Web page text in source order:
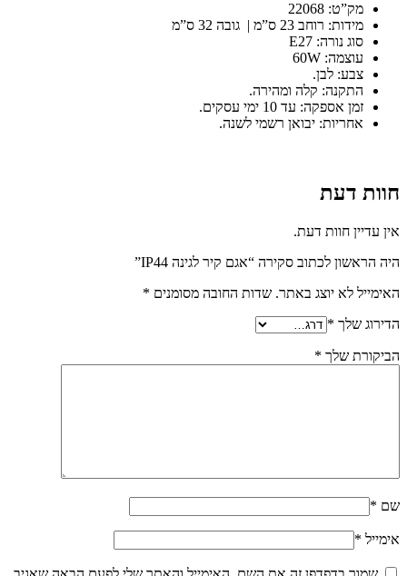
מק”ט: 22068
מידות: רוחב 23 ס”מ | גובה 32 ס”מ
סוג נורה: E27
עוצמה: 60W
צבע: לבן.
התקנה: קלה ומהירה.
זמן אספקה: עד 10 ימי עסקים.
אחריות: יבואן רשמי לשנה.
חוות דעת
אין עדיין חוות דעת.
היה הראשון לכתוב סקירה “אגם קיר לגינה IP44”
האימייל לא יוצג באתר. שדות החובה מסומנים *
הדירוג שלך *
הביקורת שלך *
שם *
אימייל *